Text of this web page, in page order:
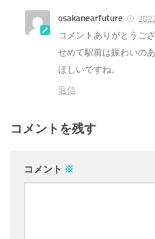
osakanearfuture
コメントありがとうござ
せめて駅前は賑わいの
ほしいですね。
返信
コメントを残す
コメント ※